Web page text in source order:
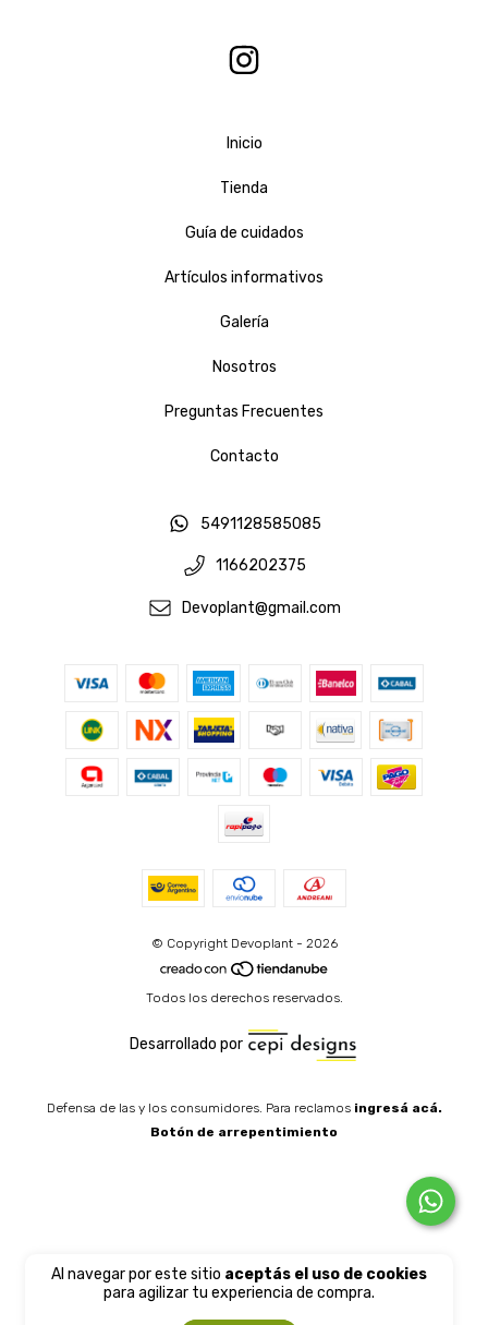
Al navegar por este sitio aceptás el uso de cookies
para agilizar tu experiencia de compra.
Inicio
Tienda
Guía de cuidados
Artículos informativos
Galería
Nosotros
Preguntas Frecuentes
Contacto
5491128585085
1166202375
Devoplant@gmail.com
© Copyright Devoplant - 2026
Todos los derechos reservados.
Desarrollado por
Defensa de las y los consumidores. Para reclamos ingresá acá.
Botón de arrepentimiento